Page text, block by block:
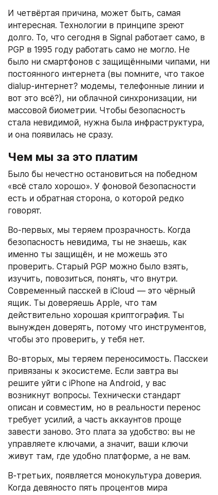
И четвёртая причина, может быть, самая
интересная. Технологии в принципе зреют
долго. То, что сегодня в Signal работает само, в
PGP в 1995 году работать само не могло. Не
было ни смартфонов с защищёнными чипами, ни
постоянного интернета (вы помните, что такое
dialup-интернет? модемы, телефонные линии и
вот это всё?), ни облачной синхронизации, ни
массовой биометрии. Чтобы безопасность
стала невидимой, нужна была инфраструктура,
и она появилась не сразу.
Чем мы за это платим
Было бы нечестно остановиться на победном
«всё стало хорошо». У фоновой безопасности
есть и обратная сторона, о которой редко
говорят.
Во-первых, мы теряем прозрачность. Когда
безопасность невидима, ты не знаешь, как
именно ты защищён, и не можешь это
проверить. Старый PGP можно было взять,
изучить, повозиться, понять, что внутри.
Современный пасскей в iCloud — это чёрный
ящик. Ты доверяешь Apple, что там
действительно хорошая криптография. Ты
вынужден доверять, потому что инструментов,
чтобы это проверить, у тебя нет.
Во-вторых, мы теряем переносимость. Пасскеи
привязаны к экосистеме. Если завтра вы
решите уйти с iPhone на Android, у вас
возникнут вопросы. Технически стандарт
описан и совместим, но в реальности перенос
требует усилий, а часть аккаунтов проще
завести заново. Это плата за удобство: вы не
управляете ключами, а значит, ваши ключи
живут там, где удобно платформе, а не вам.
В-третьих, появляется монокультура доверия.
Когда девяносто пять процентов мира